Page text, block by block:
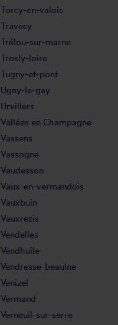
Torcy-en-valois
Travecy
Trélou-sur-marne
Trosly-loire
Tugny-et-pont
Ugny-le-gay
Urvillers
Vallées en Champagne
Vassens
Vassogne
Vaudesson
Vaux-en-vermandois
Vauxbuin
Vauxrezis
Vendelles
Vendhuile
Vendresse-beaulne
Venizel
Vermand
Verneuil-sur-serre